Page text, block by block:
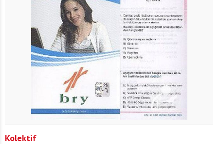
Kolektif